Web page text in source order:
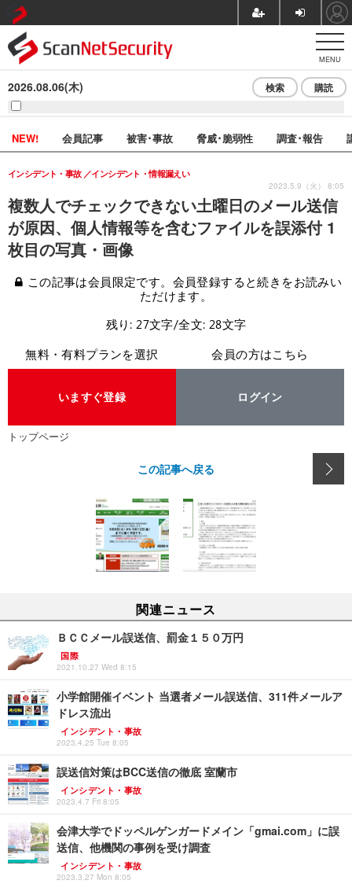
MENU
2026.08.06(木) 検索 購読
NEW! 会員記事 被害･事故 脅威･脆弱性 調査･報告
複数人でチェックできない土曜日のメール送信
が原因、個人情報等を含むファイルを誤添付 1
枚目の写真・画像
インシデント・事故 インシデント・情報漏えい
2023.5.9（火） 8:05
この記事は会員限定です。会員登録すると続きをお読みい
ただけます。
残り: 27文字/全文: 28文字
無料・有料プランを選択
いますぐ登録
会員の方はこちら
ログイン
トップページ
この記事へ戻る
関連ニュース
ＢＣＣメール誤送信、罰金１５０万円
国際
2021.10.27 Wed 8:15
小学館開催イベント 当選者メール誤送信、311件メールア
ドレス流出
インシデント・事故
2023.4.25 Tue 8:05
誤送信対策はBCC送信の徹底 室蘭市
インシデント・事故
2023.4.7 Fri 8:05
会津大学でドッペルゲンガードメイン「gmai.com」に誤
送信、他機関の事例を受け調査
インシデント・事故
2023.3.27 Mon 8:05